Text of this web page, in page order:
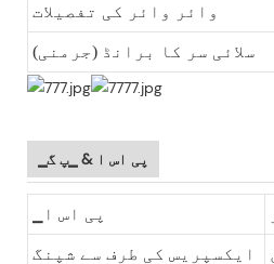
وائر وائر کی تفصیلات
سلائی سر کا برانڈ (جرمنی)
▁پی اس ا & ▁پ گ
▁پی اس ا
ایکسپریس کی طرف سے شپنگ